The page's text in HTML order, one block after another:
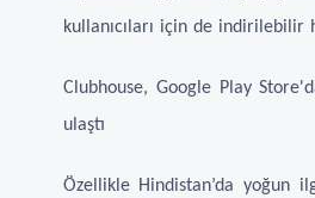
kullanıcıları için de indirilebilir
Clubhouse, Google Play
ulaştı
Özellikle Hindistan’da yoğun